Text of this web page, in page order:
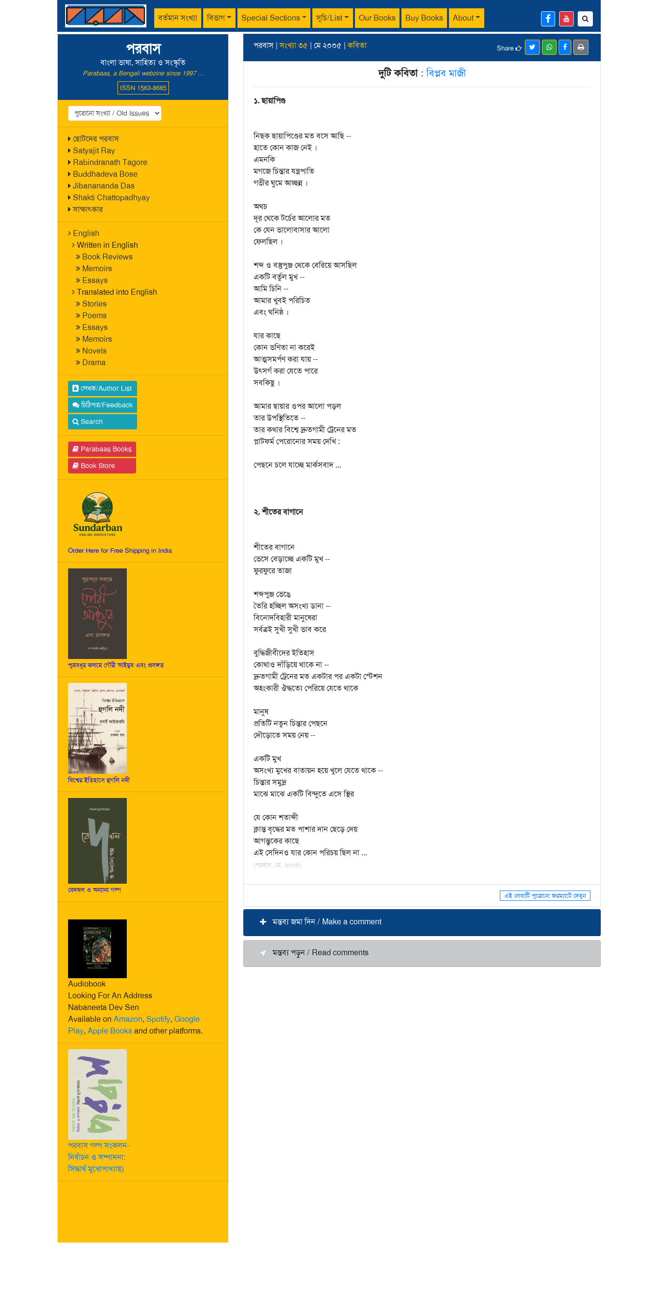
বর্তমান সংখ্যা বিভাগ Special Sections সূচি/List Our Books Buy Books About
পরবাস
বাংলা ভাষা, সাহিত্য ও সংস্কৃতি
Parabaas, a Bengali webzine since 1997 ...
ISSN 1563-8685
ছোটদের পরবাস
Satyajit Ray
Rabindranath Tagore
Buddhadeva Bose
Jibanananda Das
Shakti Chattopadhyay
সাক্ষাৎকার
English
Written in English
Book Reviews
Memoirs
Essays
Translated into English
Stories
Poems
Essays
Memoirs
Novels
Drama
লেখক/Author List
চিঠিপত্র/Feedback
Search
Parabaas Books
Book Store
Order Here for Free Shipping in India
পুত্রবধূর কলমে গৌরী আইয়ুব এবং প্রসঙ্গত
বিশ্বের ইতিহাসে হুগলি নদী
বেদখল ও অন্যান্য গল্প
Audiobook
Looking For An Address
Nabaneeta Dev Sen
Available on Amazon, Spotify, Google
Play, Apple Booksand other platforms.
পরবাস গল্প সংকলন-
নির্বাচন ও সম্পাদনা:
সিদ্ধার্থ মুখোপাধ্যায়)
পরবাস |সংখ্যা ৩৫ | মে ২০০৫ |কবিতা Share
দুটি কবিতা:বিপ্লব মাজী
১. ছায়াপিণ্ড
নিছক ছায়াপিণ্ডের মত বসে আছি --
হাতে কোন কাজ নেই ।
এমনকি
মগজে চিন্তার যন্ত্রপাতি
গভীর ঘুমে আচ্ছন্ন ।
অথচ
দূর থেকে টর্চের আলোর মত
কে যেন ভালোবাসার আলো
ফেলছিল ।
শব্দ ও বস্তুপুঞ্জ থেকে বেরিয়ে আসছিল
একটি বর্তুল মুখ --
আমি চিনি --
আমার খুবই পরিচিত
এবং ঘনিষ্ঠ ।
যার কাছে
কোন ভণিতা না করেই
আত্মসমর্পণ করা যায় --
উত্সর্গ করা যেতে পারে
সবকিছু ।
আমার ছায়ার ওপর আলো পড়ল
তার উপস্থিতিতে --
তার কথার বিশ্বে দ্রুতগামী ট্রেনের মত
প্লাটফর্ম পেরোনোর সময় দেখি :
পেছনে চলে যাচ্ছে মার্কসবাদ ...
২. শীতের বাগানে
শীতের বাগানে
ভেসে বেড়াচ্ছে একটি মুখ --
ফুরফুরে তাজা
শব্দপুঞ্জ ভেঙে
তৈরি হচ্ছিল অসংখ্য ডানা --
বিনোদবিহারী মানুষেরা
সর্বত্রই সুখী সুখী ভাব করে
বুদ্ধিজীবীদের ইতিহাস
কোথাও দাঁড়িয়ে থাকে না --
দ্রুতগামী ট্রেনের মত একটার পর একটা স্টেশন
অহংকারী ঔদ্ধত্যে পেরিয়ে যেতে থাকে
মানুষ
প্রতিটি নতুন চিন্তার পেছনে
দৌড়োতে সময় নেয় --
একটি মুখ
অসংখ্য মুখের বাতায়ন হয়ে খুলে যেতে থাকে --
চিন্তার সমুদ্র
মাঝে মাঝে একটি বিন্দুতে এসে স্থির
যে কোন শতাব্দী
ক্লান্ত বৃদ্ধের মত পাশার দান ছেড়ে দেয়
আগন্তুকের কাছে
এই সেদিনও যার কোন পরিচয় ছিল না ...
(পরবাস, মে, ২০০৫)
এই লেখাটি পুরোনো ফরম্যাটে দেখুন
মন্তব্য জমা দিন / Make a comment
মন্তব্য পড়ুন / Read comments